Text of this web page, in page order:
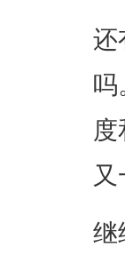
还
吗
继